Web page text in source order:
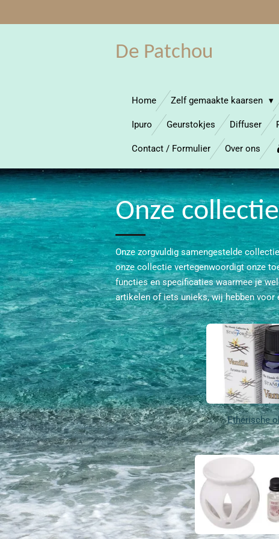
De Patchou
Home Zelf gemaakte kaarsen
Ipuro Geurstokjes Diffuser
Contact / Formulier Over ons
Onze
Onze zorgvuldig samengestelde
onze collectie vertegenwoordigt onze
functies en specificaties waarmee je
artikelen of iets unieks, wij hebben
Etherische